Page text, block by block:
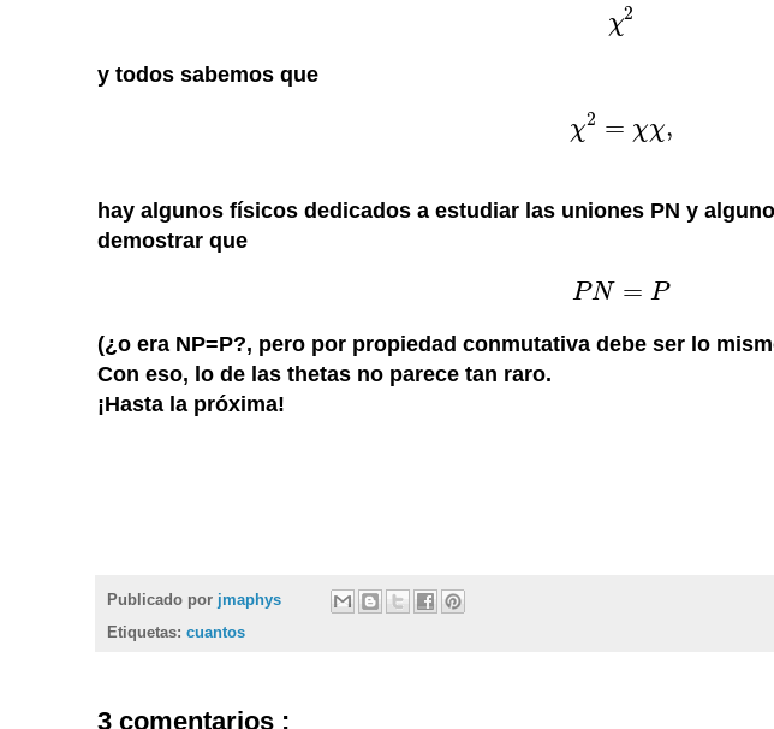
χ2
χ2
y todos sabemos que
χ2 = χχ,
χ 2= χχ,
hay algunos físicos dedicados a estudiar las uniones PN y
demostrar que
PN = P
PN =P
(¿o era NP=P?, pero por propiedad conmutativa debe ser lo
Con eso, lo de las thetas no parece tan raro.
¡Hasta la próxima!
Publicado por jmaphys
Etiquetas: cuantos
3 comentarios :